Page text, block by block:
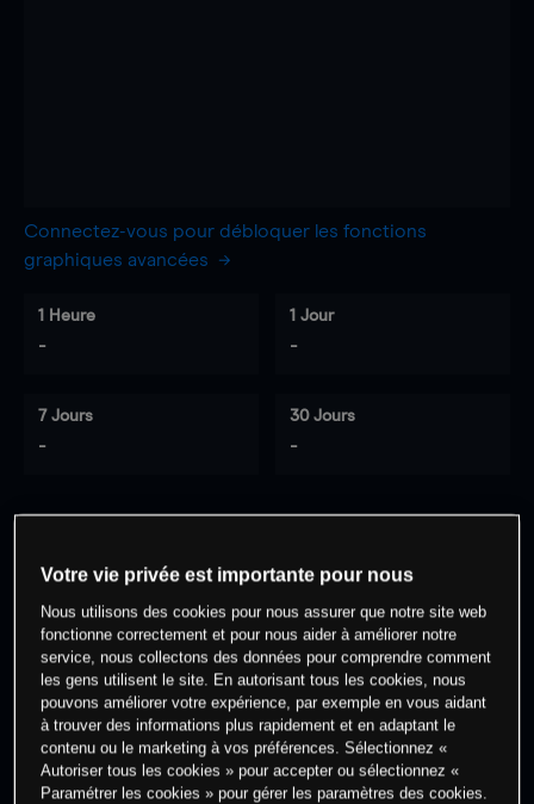
Connectez-vous pour débloquer les fonctions
graphiques avancées
1 Heure
-
1 Jour
-
7 Jours
-
30 Jours
-
cet actif
Commencez à trader
Votre vie privée est importante pour nous
Nous utilisons des cookies pour nous assurer que notre site web
fonctionne correctement et pour nous aider à améliorer notre
service, nous collectons des données pour comprendre comment
les gens utilisent le site. En autorisant tous les cookies, nous
pouvons améliorer votre expérience, par exemple en vous aidant
à trouver des informations plus rapidement et en adaptant le
contenu ou le marketing à vos préférences. Sélectionnez «
Autoriser tous les cookies » pour accepter ou sélectionnez «
Paramétrer les cookies » pour gérer les paramètres des cookies.